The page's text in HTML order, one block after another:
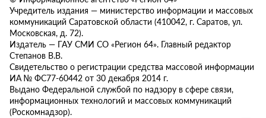
Учредитель издания — министерство информации и массовых
коммуникаций Саратовской области (410042, г. Саратов, ул.
Московская, д. 72).
Издатель — ГАУ СМИ СО «Регион 64». Главный редактор
Степанов В.В.
Свидетельство о регистрации средства массовой информации
ИА № ФС77-60442 от 30 декабря 2014 г.
Выдано Федеральной службой по надзору в сфере связи,
информационных технологий и массовых коммуникаций
(Роскомнадзор).